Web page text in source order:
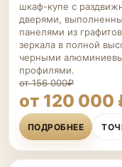
шкаф-купе с
дверями,
панелями из
зеркала в полной
черными
профилями.
от 156 000₽
от 120 000
ПОДРОБНЕЕ